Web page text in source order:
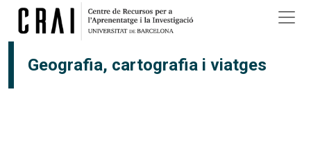
Vés al contingut
Geografia, cartografia i viatges